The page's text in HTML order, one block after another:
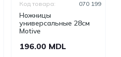
Ножницы
универсальные 28см
Motive
Код товара: 070 199
196.00 MDL